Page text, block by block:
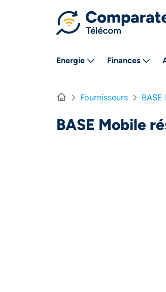
Energie Finances
Home Fournisseurs
BASE Mobile